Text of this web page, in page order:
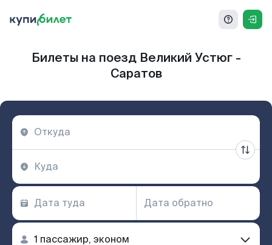
Билеты на поезд Великий Устюг -
Саратов